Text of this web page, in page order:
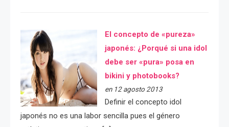
El concepto de «pureza»
japonés: ¿Porqué si una idol
debe ser «pura» posa en
bikini y photobooks?
en 12 agosto 2013
Definir el concepto idol
japonés no es una labor sencilla pues el género